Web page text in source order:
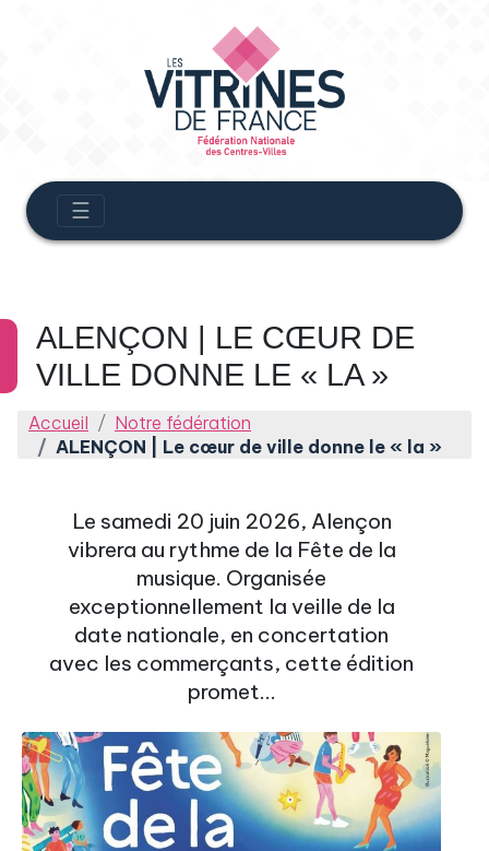
☰
ALENÇON | LE CŒUR DE
VILLE DONNE LE « LA »
Accueil
Notre fédération
ALENÇON | Le cœur de ville donne le « la »
Le samedi 20 juin 2026, Alençon
vibrera au rythme de la Fête de la
musique. Organisée
exceptionnellement la veille de la
date nationale, en concertation
avec les commerçants, cette édition
promet...